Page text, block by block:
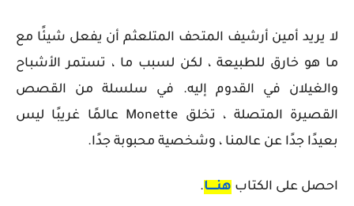
لا يريد أمين أرشيف المتحف المتلعثم أن يفعل شيئًا مع
ما هو خارق للطبيعة ، لكن لسبب ما ، تستمر الأشباح
والغيلان في القدوم إليه. في سلسلة من القصص
القصيرة المتصلة ، تخلق Monette عالمًا غريبًا ليس
بعيدًا جدًا عن عالمنا ، وشخصية محبوبة جدًا.
احصل على الكتاب هنـــــا.